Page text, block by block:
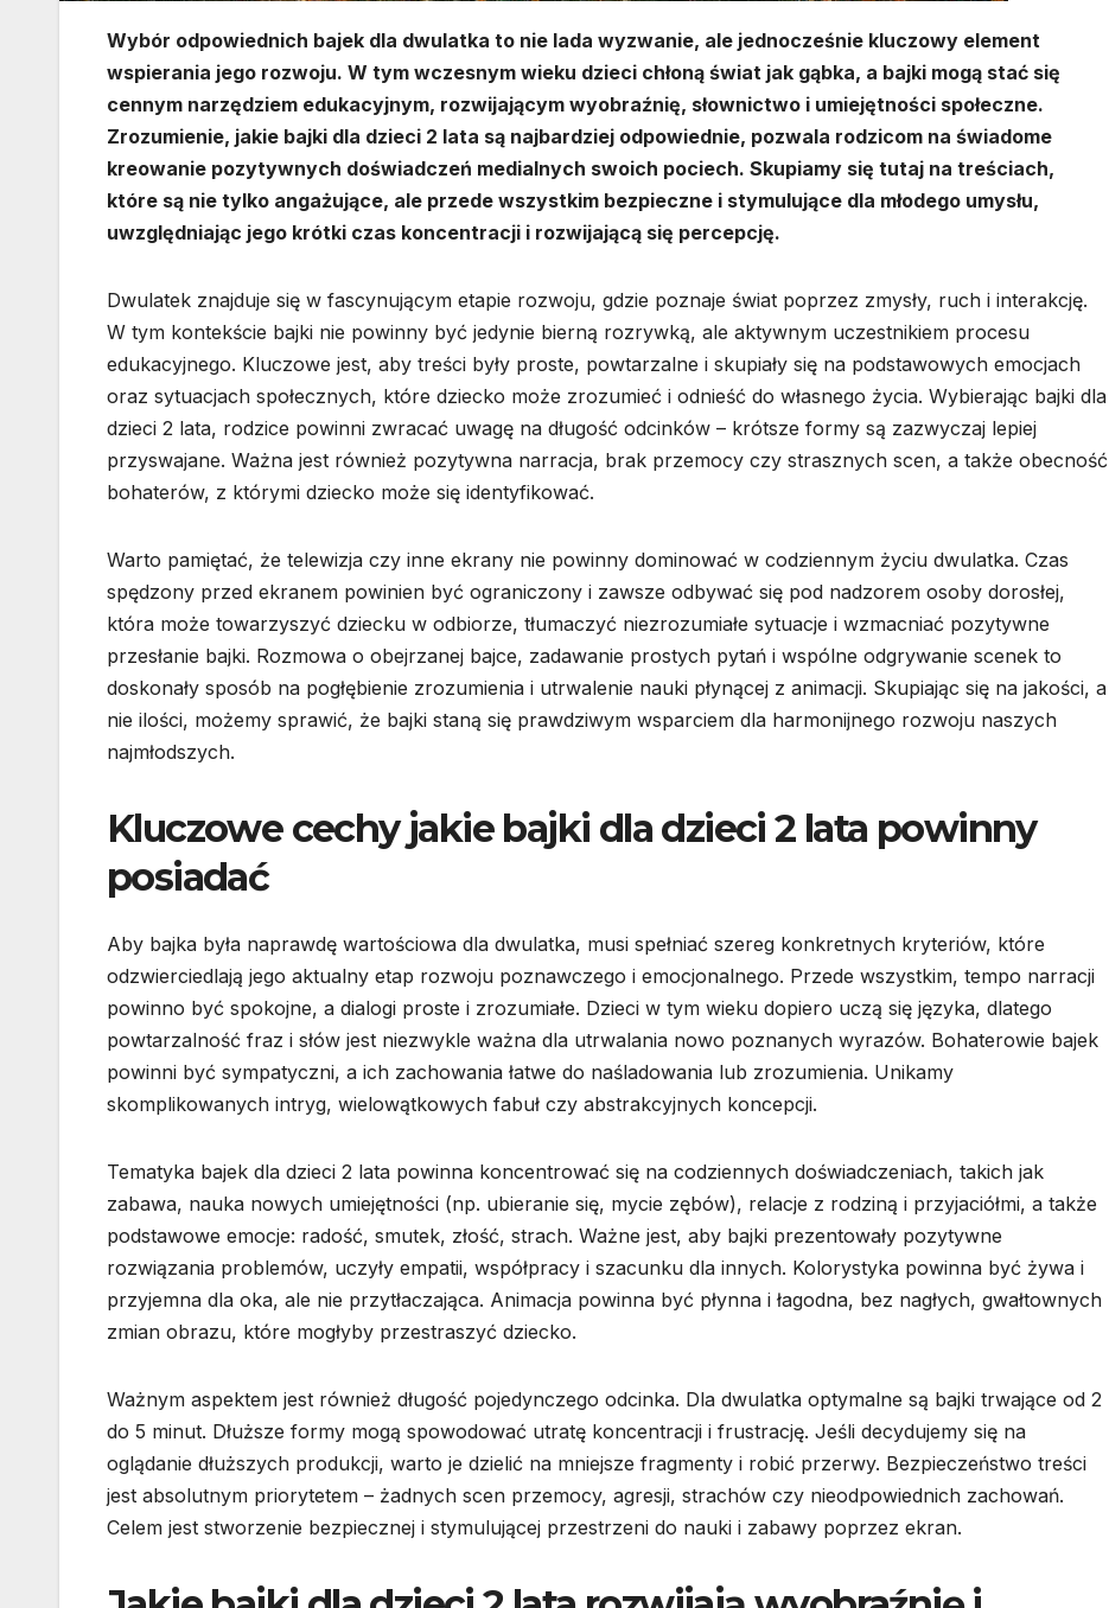
Wybór odpowiednich bajek dla dwulatka to nie lada wyzwanie, ale jednocześnie kluczowy element
wspierania jego rozwoju. W tym wczesnym wieku dzieci chłoną świat jak gąbka, a bajki mogą stać się
cennym narzędziem edukacyjnym, rozwijającym wyobraźnię, słownictwo i umiejętności społeczne.
Zrozumienie, jakie bajki dla dzieci 2 lata są najbardziej odpowiednie, pozwala rodzicom na świadome
kreowanie pozytywnych doświadczeń medialnych swoich pociech. Skupiamy się tutaj na treściach,
które są nie tylko angażujące, ale przede wszystkim bezpieczne i stymulujące dla młodego umysłu,
uwzględniając jego krótki czas koncentracji i rozwijającą się percepcję.
Dwulatek znajduje się w fascynującym etapie rozwoju, gdzie poznaje świat poprzez zmysły, ruch i interakcję.
W tym kontekście bajki nie powinny być jedynie bierną rozrywką, ale aktywnym uczestnikiem procesu
edukacyjnego. Kluczowe jest, aby treści były proste, powtarzalne i skupiały się na podstawowych emocjach
oraz sytuacjach społecznych, które dziecko może zrozumieć i odnieść do własnego życia. Wybierając bajki dla
dzieci 2 lata, rodzice powinni zwracać uwagę na długość odcinków – krótsze formy są zazwyczaj lepiej
przyswajane. Ważna jest również pozytywna narracja, brak przemocy czy strasznych scen, a także obecność
bohaterów, z którymi dziecko może się identyfikować.
Warto pamiętać, że telewizja czy inne ekrany nie powinny dominować w codziennym życiu dwulatka. Czas
spędzony przed ekranem powinien być ograniczony i zawsze odbywać się pod nadzorem osoby dorosłej,
która może towarzyszyć dziecku w odbiorze, tłumaczyć niezrozumiałe sytuacje i wzmacniać pozytywne
przesłanie bajki. Rozmowa o obejrzanej bajce, zadawanie prostych pytań i wspólne odgrywanie scenek to
doskonały sposób na pogłębienie zrozumienia i utrwalenie nauki płynącej z animacji. Skupiając się na jakości, a
nie ilości, możemy sprawić, że bajki staną się prawdziwym wsparciem dla harmonijnego rozwoju naszych
najmłodszych.
Kluczowe cechy jakie bajki dla dzieci 2 lata powinny
posiadać
Aby bajka była naprawdę wartościowa dla dwulatka, musi spełniać szereg konkretnych kryteriów, które
odzwierciedlają jego aktualny etap rozwoju poznawczego i emocjonalnego. Przede wszystkim, tempo narracji
powinno być spokojne, a dialogi proste i zrozumiałe. Dzieci w tym wieku dopiero uczą się języka, dlatego
powtarzalność fraz i słów jest niezwykle ważna dla utrwalania nowo poznanych wyrazów. Bohaterowie bajek
powinni być sympatyczni, a ich zachowania łatwe do naśladowania lub zrozumienia. Unikamy
skomplikowanych intryg, wielowątkowych fabuł czy abstrakcyjnych koncepcji.
Tematyka bajek dla dzieci 2 lata powinna koncentrować się na codziennych doświadczeniach, takich jak
zabawa, nauka nowych umiejętności (np. ubieranie się, mycie zębów), relacje z rodziną i przyjaciółmi, a także
podstawowe emocje: radość, smutek, złość, strach. Ważne jest, aby bajki prezentowały pozytywne
rozwiązania problemów, uczyły empatii, współpracy i szacunku dla innych. Kolorystyka powinna być żywa i
przyjemna dla oka, ale nie przytłaczająca. Animacja powinna być płynna i łagodna, bez nagłych, gwałtownych
zmian obrazu, które mogłyby przestraszyć dziecko.
Ważnym aspektem jest również długość pojedynczego odcinka. Dla dwulatka optymalne są bajki trwające od 2
do 5 minut. Dłuższe formy mogą spowodować utratę koncentracji i frustrację. Jeśli decydujemy się na
oglądanie dłuższych produkcji, warto je dzielić na mniejsze fragmenty i robić przerwy. Bezpieczeństwo treści
jest absolutnym priorytetem – żadnych scen przemocy, agresji, strachów czy nieodpowiednich zachowań.
Celem jest stworzenie bezpiecznej i stymulującej przestrzeni do nauki i zabawy poprzez ekran.